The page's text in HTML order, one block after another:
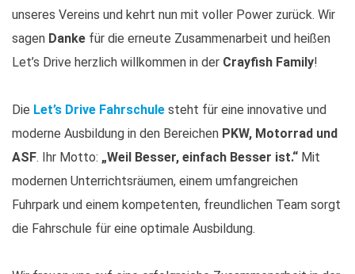
unseres Vereins und kehrt nun mit voller Power zurück. Wir
sagen Danke für die erneute Zusammenarbeit und heißen
Let’s Drive herzlich willkommen in der Crayfish Family!
Die Let’s Drive Fahrschule steht für eine innovative und
moderne Ausbildung in den Bereichen PKW, Motorrad und
ASF. Ihr Motto: „Weil Besser, einfach Besser ist.“ Mit
modernen Unterrichtsräumen, einem umfangreichen
Fuhrpark und einem kompetenten, freundlichen Team sorgt
die Fahrschule für eine optimale Ausbildung.